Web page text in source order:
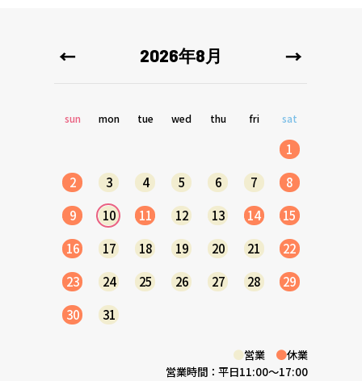
2026年8月
sun mon tue wed thu fri sat
1
2
3 4 5 6 7
8
9
10 11 12 13 14
15
16
17 18 19 20 21
22
23
24 25 26 27 28
29
30
31
●営業 ●休業
営業時間：平日11:00～17:00